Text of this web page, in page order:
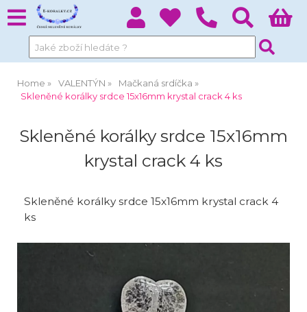
Home VALENTÝN
Mačkaná srdíčka
Skleněné korálky srdce 15x16mm krystal crack 4 ks
Skleněné korálky srdce 15x16mm
krystal crack 4 ks
Skleněné korálky srdce 15x16mm krystal crack 4
ks